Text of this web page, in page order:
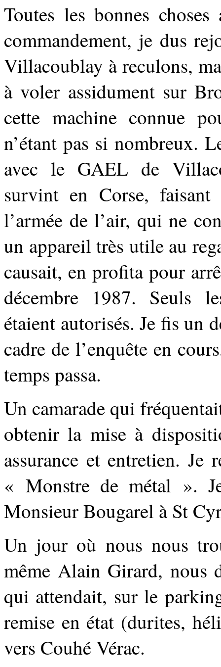
Toutes les bonnes
commandement, je dus
Villacoublay à reculons,
à voler assidument sur
cette machine connue
n’étant pas si nombreux.
avec le GAEL de
survint en Corse,
l’armée de l’air, qui ne
un appareil très utile au
causait, en profita pour
décembre 1987. Seuls
étaient autorisés. Je fis un
cadre de l’enquête en
temps passa.
Un camarade qui
obtenir la mise à
assurance et entretien.
« Monstre de métal ».
Monsieur Bougarel à St
Un jour où nous nous
même Alain Girard, nous
qui attendait, sur le
remise en état (durites,
vers Couhé Vérac.